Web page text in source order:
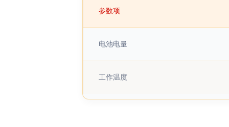
参数项
电池电量
工作温度